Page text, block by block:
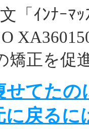
「ｲﾝﾅｰﾏ
矯正を促
せてた
に戻るに